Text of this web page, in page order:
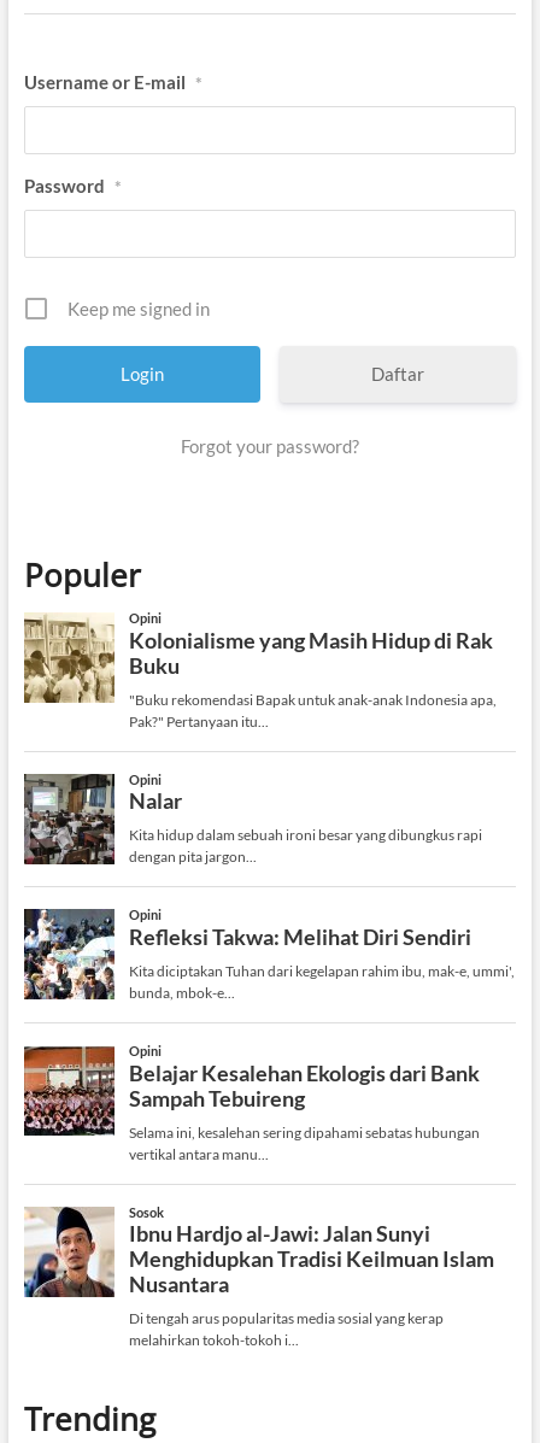
Username or E-mail *
Password *
Keep me signed in
Daftar
Forgot your password?
Populer
Trending